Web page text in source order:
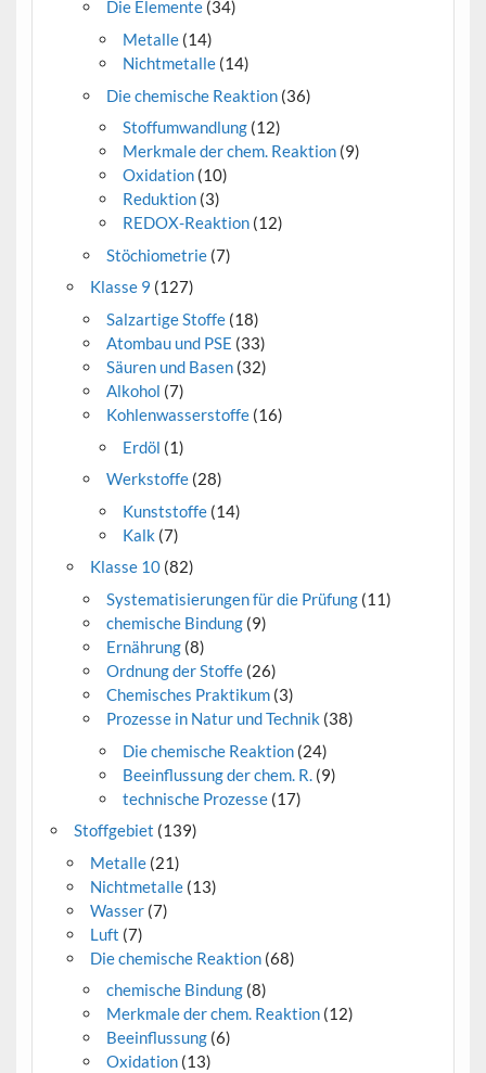
Die Elemente (34)
Metalle (14)
Nichtmetalle (14)
Die chemische Reaktion (36)
Stoffumwandlung (12)
Merkmale der chem. Reaktion (9)
Oxidation (10)
Reduktion (3)
REDOX-Reaktion (12)
Stöchiometrie (7)
Klasse 9 (127)
Salzartige Stoffe (18)
Atombau und PSE (33)
Säuren und Basen (32)
Alkohol (7)
Kohlenwasserstoffe (16)
Erdöl (1)
Werkstoffe (28)
Kunststoffe (14)
Kalk (7)
Klasse 10(82)
Systematisierungen für die Prüfung (11)
chemische Bindung (9)
Ernährung (8)
Ordnung der Stoffe (26)
Chemisches Praktikum (3)
Prozesse in Natur und Technik (38)
Die chemische Reaktion (24)
Beeinflussung der chem. R. (9)
technische Prozesse (17)
Stoffgebiet (139)
Metalle(21)
Nichtmetalle(13)
Wasser(7)
Luft (7)
Die chemische Reaktion(68)
chemische Bindung (8)
Merkmale der chem. Reaktion (12)
Beeinflussung (6)
Oxidation (13)